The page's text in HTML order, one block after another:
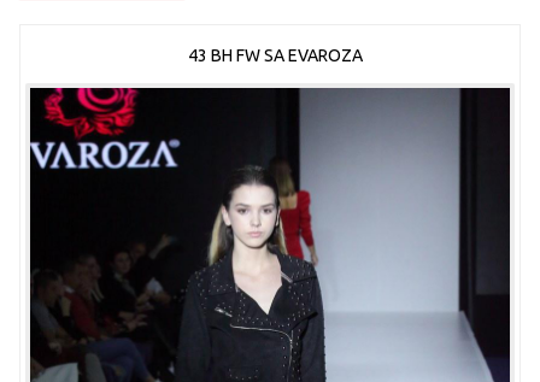
43 BH FW SA EVAROZA